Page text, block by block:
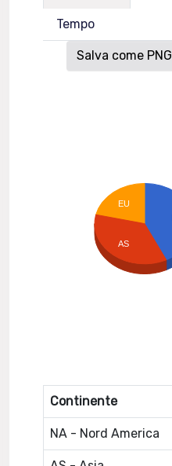
Tempo
Salva come PNG
EU
AS
Continente
NA - Nord America